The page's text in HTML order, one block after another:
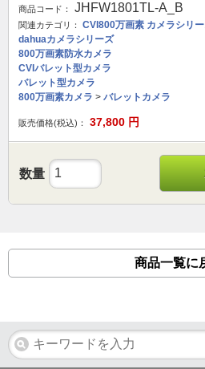
商品コード： JHFW1801TL-A_B
関連カテゴリ：
CVI800万画素 カメラシリ
dahuaカメラシリーズ
800万画素防水カメラ
CVIバレット型カメラ
バレット型カメラ
800万画素カメラ > バレットカメラ
販売価格(税込)： 37,800 円
数量
商品一覧に